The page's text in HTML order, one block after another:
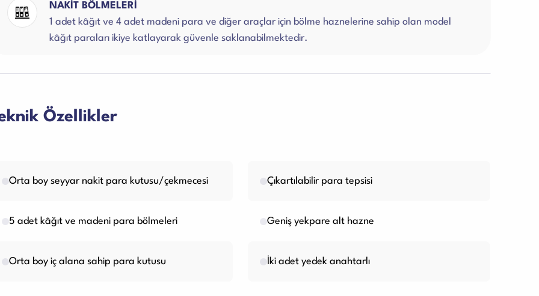
NAKİT BÖLMELERİ
1 adet kâğıt ve 4 adet madeni para ve diğer araçlar için bölme haznelerine sahip olan model
kâğıt paraları ikiye katlayarak güvenle saklanabilmektedir.
Özellikler
Orta boy seyyar nakit para kutusu/çekmecesi
5 adet kâğıt ve madeni para bölmeleri
Orta boy iç alana sahip para kutusu
Çıkartılabilir para tepsisi
Geniş yekpare alt hazne
İki adet yedek anahtarlı